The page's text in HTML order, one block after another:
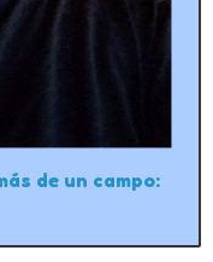
de un campo: